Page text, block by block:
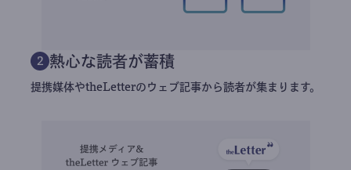
2 熱心な読者が蓄積
提携媒体やtheLetterのウェブ記事から読者が集まります。